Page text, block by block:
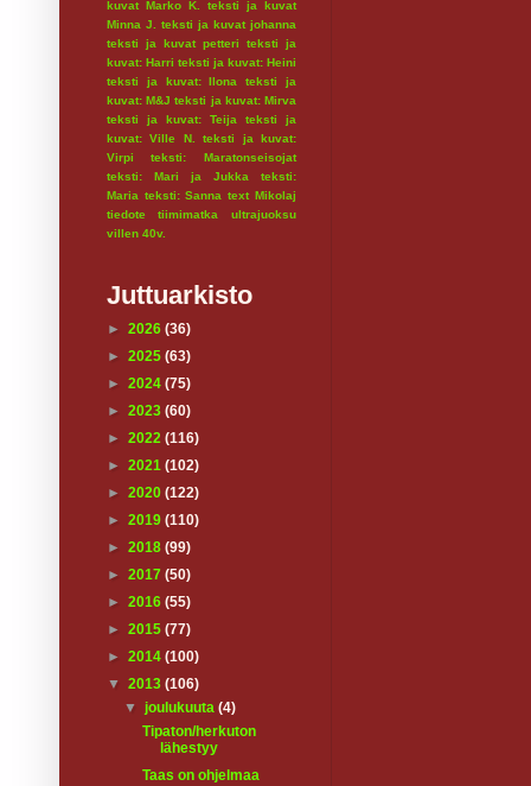
kuvat Marko K.
teksti ja kuvat
Minna J.
teksti ja kuvat johanna
teksti ja kuvat petteri
teksti ja
kuvat: Harri teksti ja kuvat: Heini
teksti ja kuvat: Ilona
teksti ja
kuvat: M&J teksti ja kuvat: Mirva
teksti ja kuvat: Teija
teksti ja
kuvat: Ville N.
teksti ja kuvat:
Virpi
teksti: Maratonseisojat
teksti: Mari ja Jukka
teksti:
Maria teksti: Sanna text Mikolaj
tiedote
tiimimatka
ultrajuoksu
villen 40v.
Juttuarkisto
► 2026 (36)
► 2025 (63)
► 2024 (75)
► 2023 (60)
► 2022 (116)
► 2021 (102)
► 2020 (122)
► 2019 (110)
► 2018 (99)
► 2017 (50)
► 2016 (55)
► 2015 (77)
► 2014 (100)
▼ 2013 (106)
▼joulukuuta(4)
Tipaton/herkuton
lähestyy
Taas on ohjelmaa